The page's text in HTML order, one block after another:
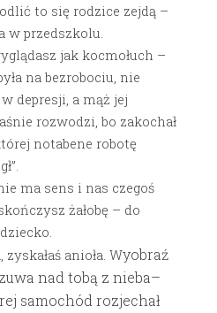
to się rodzice zejdą –
w przedszkolu.
jak kocmołuch –
na bezrobociu, nie
depresji, a mąż jej
rozwodzi, bo zakochał
notabene robotę
ma sens i nas czegoś
żałobę – do
zyskałaś anioła. Wyobraź
nad tobą z nieba–
samochód rozjechał